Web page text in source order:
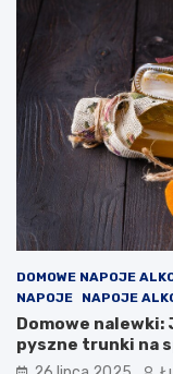
DOMOWE NAPOJE
NAPOJE
NAPOJE
Domowe nalewki:
pyszne trunki na